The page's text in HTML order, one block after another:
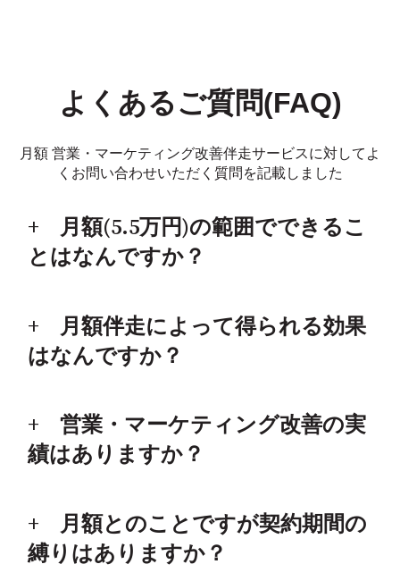
よくあるご質問(FAQ)
月額 営業・マーケティング改善伴走サービスに対してよ
くお問い合わせいただく質問を記載しました
月額(5.5万円)の範囲でできるこ
とはなんですか？
月額伴走によって得られる効果
はなんですか？
営業・マーケティング改善の実
績はありますか？
月額とのことですが契約期間の
縛りはありますか？